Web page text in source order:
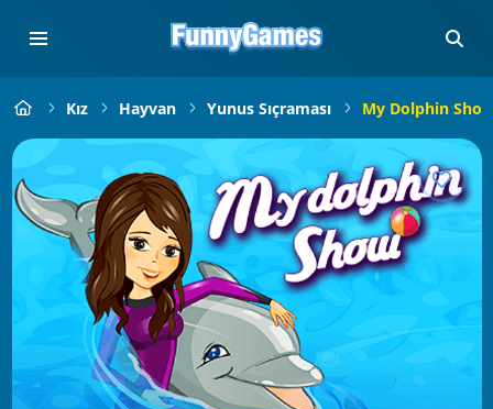
Kız Hayvan Yunus Sıçraması My Dolphin